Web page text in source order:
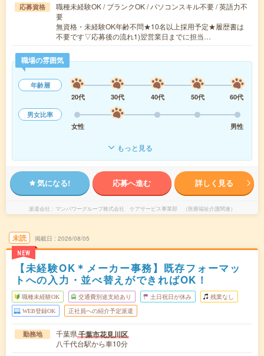
応募資格
職種未経験OK / ブランクOK / パソコンスキル不要 / 英語力不
要
無資格・未経験OK年齢不問★10名以上採用予定★履歴書は
不要です▽応募後の流れ1)翌営業日までに担当…
職場の雰囲気
年齢層
20代
30代 40代 50代
60代
男女比率
女性
男性
もっと見る
気になる! 応募へ進む 詳しく見る
派遣会社 マンパワーグループ株式会社 ケアサービス事業部 （医療福祉介護関連）
未読
NEW
掲載日 2026/08/05
【未経験OK＊メーカー事務】既存フォーマッ
トへの入力・並べ替えができればOK！
職種未経験OK 交通費別途支給あり 土日祝日が休み 残業なし
WEB登録OK 正社員への紹介予定派遣
勤務地 千葉県千葉市花見川区
八千代台駅から車10分